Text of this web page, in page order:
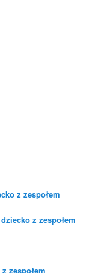
z zespołem
z zespołem
zespołem